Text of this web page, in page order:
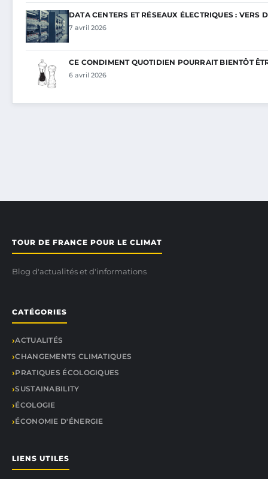
DATA CENTERS ET RÉSEAUX ÉLECTRIQUES : VERS
7 avril 2026
CE CONDIMENT QUOTIDIEN POURRAIT BIENTÔT
6 avril 2026
TOUR DE FRANCE POUR LE CLIMAT
Blog d'actualités et d'informations
CATÉGORIES
ACTUALITÉS
CHANGEMENTS CLIMATIQUES
PRATIQUES ÉCOLOGIQUES
SUSTAINABILITY
ÉCOLOGIE
ÉCONOMIE D'ÉNERGIE
LIENS UTILES